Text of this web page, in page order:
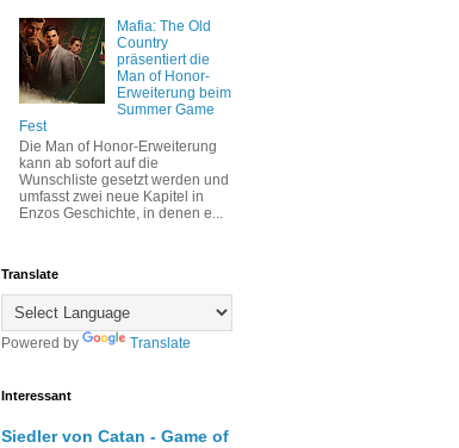
Mafia: The Old
Country
präsentiert die
Man of Honor-
Erweiterung beim
Summer Game
Fest
Die Man of Honor-Erweiterung
kann ab sofort auf die
Wunschliste gesetzt werden und
umfasst zwei neue Kapitel in
Enzos Geschichte, in denen e...
Translate
Powered by Translate
Interessant
Siedler von Catan - Game of